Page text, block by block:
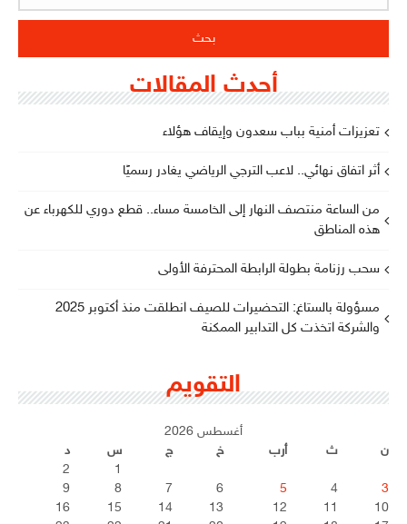
أحدث المقالات
تعزيزات أمنية بباب سعدون وإيقاف هؤلاء
أثر اتفاق نهائي.. لاعب الترجي الرياضي يغادر رسميًا
من الساعة منتصف النهار إلى الخامسة مساء.. قطع دوري للكهرباء عن
هذه المناطق
سحب رزنامة بطولة الرابطة المحترفة الأولى
مسؤولة بالستاغ: التحضيرات للصيف انطلقت منذ أكتوبر 2025
والشركة اتخذت كل التدابير الممكنة
التقويم
أغسطس 2026
ن
ث أرب خ ج س
د
1
2
3
4
5
6
7
8
9
10
11
12
13
14
15
16